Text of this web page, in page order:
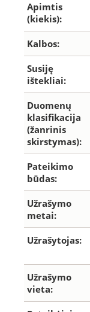
Apimtis
(kiekis):
Kalbos:
Susiję
ištekliai:
Duomenų
klasifikacija
(žanrinis
skirstymas):
Pateikimo
būdas:
Užrašymo
metai:
Užrašytojas:
Užrašymo
vieta: